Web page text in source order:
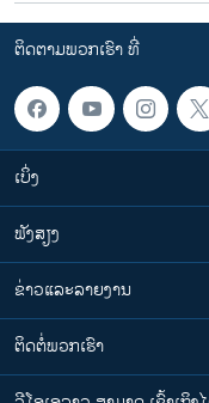
ຕິດຕາມພວກເຮົາ ທີ່
ເບິ່ງ
ຟັງສຽງ
ຂ່າວແລະລາຍງານ
ຕິດຕໍ່ພວກເຮົາ